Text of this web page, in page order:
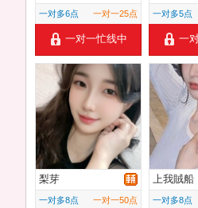
一对多6点 一对一25点
一对一忙线中
一对多5点
一
梨芽
一对多8点 一对一50点
上我賊船
一对多8点